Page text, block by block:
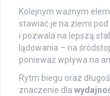
Kolejnym ważnym
stawiać je na ziemi
i pozwala na lepszą
lądowania – na
ponieważ wpływa na
Rytm biegu oraz
znaczenie dla